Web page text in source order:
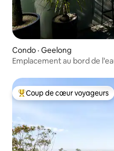
Condo · Geelong
Emplacement au bord de
Coup de cœur voyageurs
Coup de cœur voyageurs